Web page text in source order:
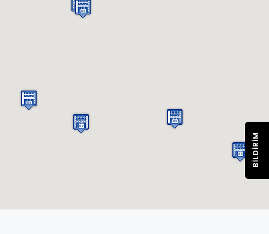
ÜRÜNLER
BILDIRIM